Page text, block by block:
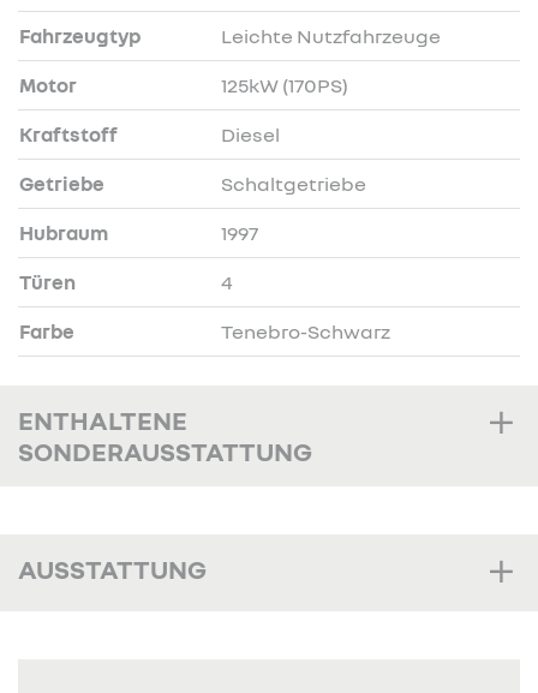
Fahrzeugtyp Leichte Nutzfahrzeuge
Motor 125kW (170PS)
Kraftstoff Diesel
Getriebe Schaltgetriebe
Hubraum 1997
Türen 4
Farbe Tenebro-Schwarz
ENTHALTENE
SONDERAUSSTATTUNG
AUSSTATTUNG